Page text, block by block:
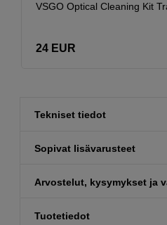
VSGO Optical Cleaning Kit
24 EUR
Tekniset tiedot
Sopivat lisävarusteet
Arvostelut, kysymykset ja
Tuotetiedot